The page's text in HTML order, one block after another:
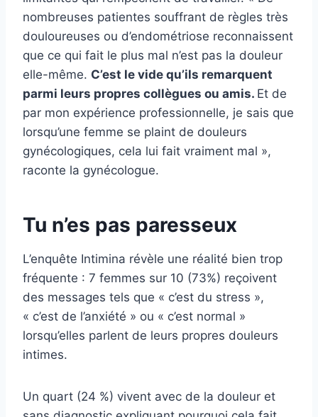
nombreuses patientes souffrant de règles très
douloureuses ou d’endométriose reconnaissent
que ce qui fait le plus mal n’est pas la douleur
elle-même. C’est le vide qu’ils remarquent
parmi leurs propres collègues ou amis. Et de
par mon expérience professionnelle, je sais que
lorsqu’une femme se plaint de douleurs
gynécologiques, cela lui fait vraiment mal »,
raconte la gynécologue.
Tu n’es pas paresseux
L’enquête Intimina révèle une réalité bien trop
fréquente : 7 femmes sur 10 (73%) reçoivent
des messages tels que « c’est du stress »,
« c’est de l’anxiété » ou « c’est normal »
lorsqu’elles parlent de leurs propres douleurs
intimes.
Un quart (24 %) vivent avec de la douleur et